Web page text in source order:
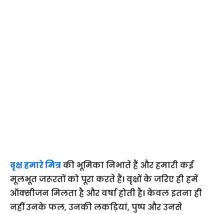
वृक्ष हमारे मित्रकी भूमिका निभाते हैं और हमारी कई
मूलभूत जरूरतों को पूरा करते हैं। वृक्षों के जरिए ही हमें
ऑक्सीजन मिलता है और वर्षा होती है। केवल इतना ही
नहीं उनके फल, उनकी लकड़ियां, पुष्प और उनसे